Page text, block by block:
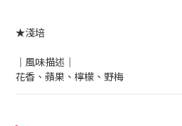
★淺培
│風味描述│
花香、蘋果、檸檬、野梅